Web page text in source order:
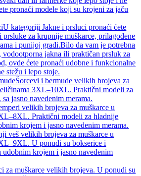
pronaći modele koji su krojeni za jaču
U kategoriji Jakne i prsluci pronaći ćete
prsluke za krupnije muškarce, prilagođene
i punijoj građi.Bilo da vam je potrebna
vodootporna jakna ili praktičan prsluk za
ovde ćete pronaći udobne i funkcionalne
stežu i lepo stoje.
Šorcevi i bermude velikih brojeva za
3XL–10XL. Praktični modeli za
jasno navedenim merama.
velikih brojeva za muškarce u
Praktični modeli za hladnije
krojem i jasno navedenim merama.
veš velikih brojeva za muškarce u
U ponudi su bokserice i
udobnim krojem i jasno navedenim
za muškarce velikih brojeva. U ponudi su